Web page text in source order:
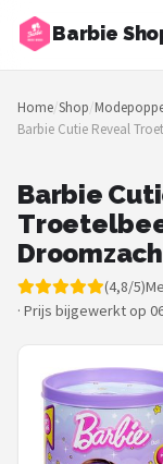
Barbie
Zoeken
NAVIGATIE
Merken
Blog
Barbies
Poppen
Meubeltjes
Home/Shop/
Barbie Cutie Reveal
Barbie
(4,8/5)
· Prijs bijgewerkt op